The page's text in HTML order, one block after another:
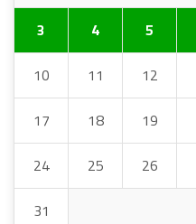
3 4 5
10 11 12
17 18 19
24 25 26
31